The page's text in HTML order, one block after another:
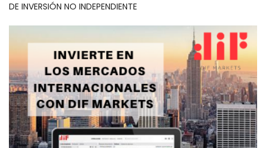
DE INVERSIÓN NO INDEPENDIENTE